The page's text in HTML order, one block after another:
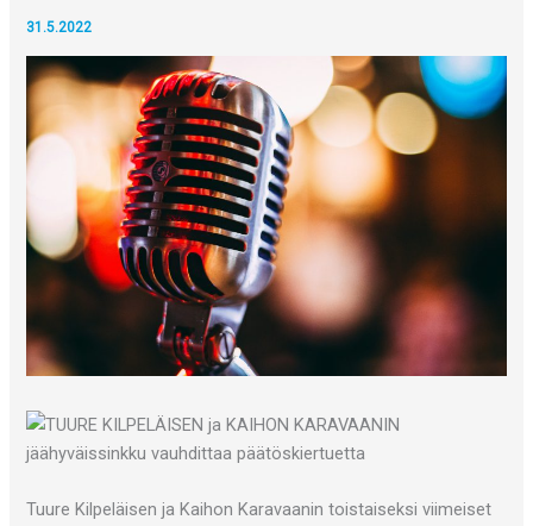
31.5.2022
Tuure Kilpeläisen ja Kaihon Karavaanin toistaiseksi viimeiset